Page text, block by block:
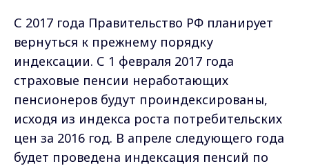
С 2017 года Правительство РФ планирует
вернуться к прежнему порядку
индексации. С 1 февраля 2017 года
страховые пенсии неработающих
пенсионеров будут проиндексированы,
исходя из индекса роста потребительских
цен за 2016 год. В апреле следующего года
будет проведена индексация пенсий по